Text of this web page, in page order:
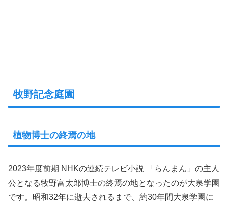
牧野記念庭園
植物博士の終焉の地
2023年度前期 NHKの連続テレビ小説 「らんまん」の主人
公となる牧野富太郎博士の終焉の地となったのが大泉学園
です。昭和32年に逝去されるまで、約30年間大泉学園に